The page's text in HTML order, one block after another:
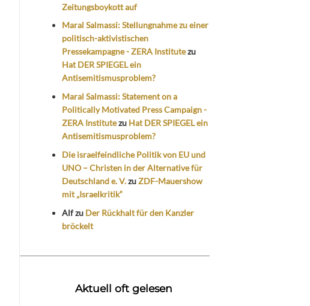
Zeitungsboykott auf
Maral Salmassi: Stellungnahme zu einer
politisch-aktivistischen
Pressekampagne - ZERA Institutezu
Hat DER SPIEGEL ein
Antisemitismusproblem?
Maral Salmassi: Statement on a
Politically Motivated Press Campaign -
ZERA Institutezu Hat DER SPIEGEL ein
Antisemitismusproblem?
Die israelfeindliche Politik von EU und
UNO – Christen in der Alternative für
Deutschland e. V.zuZDF-Mauershow
mit „Israelkritik“
Alfzu Der Rückhalt für den Kanzler
bröckelt
Aktuell oft gelesen